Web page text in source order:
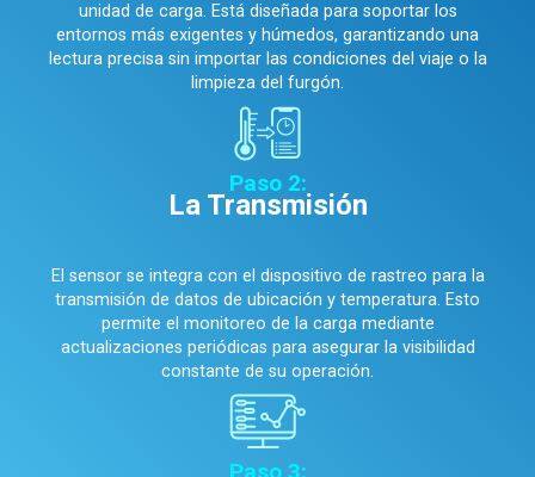
unidad de carga. Está diseñada para soportar los
entornos más exigentes y húmedos, garantizando una
lectura precisa sin importar las condiciones del viaje o la
limpieza del furgón.
Paso 2:
La Transmisión
El sensor se integra con el dispositivo de rastreo para la
transmisión de datos de ubicación y temperatura. Esto
permite el monitoreo de la carga mediante
actualizaciones periódicas para asegurar la visibilidad
constante de su operación.